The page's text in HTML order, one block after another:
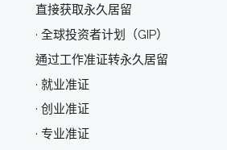
直接获取永久居留
· 全球投资者计划（GIP）
通过工作准证转永久居留
· 就业准证
· 创业准证
· 专业准证